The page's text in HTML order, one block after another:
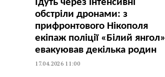
Їдуть через інтенсивні
обстріли дронами: з
прифронтового Нікополя
екіпаж поліції «Білий янгол»
евакуював декілька родин
17.04.2026 11:00